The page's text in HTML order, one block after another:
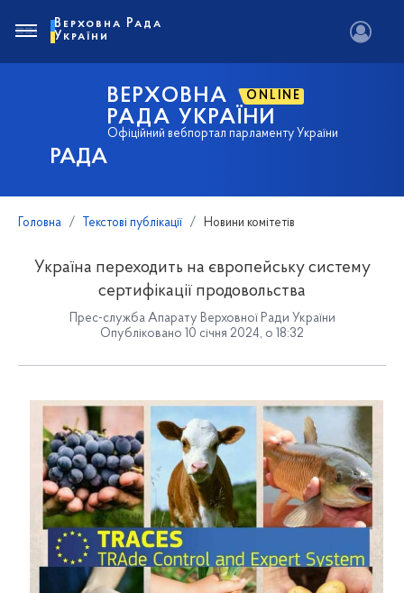
РАДА
ВЕРХОВНА ONLINE
РАДА УКРАЇНИ
Офіційний вебпортал парламенту України
Верховна Рада
України
Головна Текстові публікації Новини комітетів
Україна переходить на європейську систему
сертифікації продовольства
Прес-служба Апарату Верховної Ради України
Опубліковано 10 січня 2024, о 18:32